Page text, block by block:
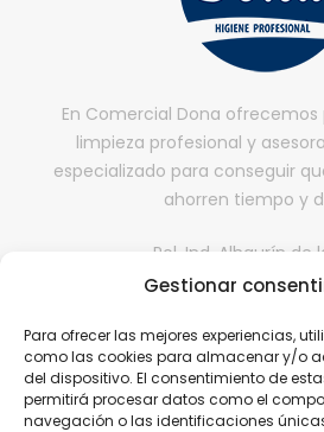
Gestionar
Para ofrecer las mejores experiencias,
como las cookies para almacenar y/o
del dispositivo. El consentimiento de
permitirá procesar datos como el
navegación o las identificaciones
En Comercial Dona
limpieza profesional y
especializado para conseguir
ahorren tiempo y
Pol. Ind. Alhaurín de
II fase, Nave
952 416 199 | 646